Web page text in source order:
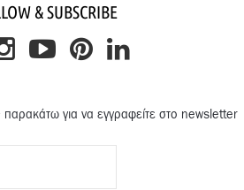
& SUBSCRIBE
για να εγγραφείτε στο newsletter